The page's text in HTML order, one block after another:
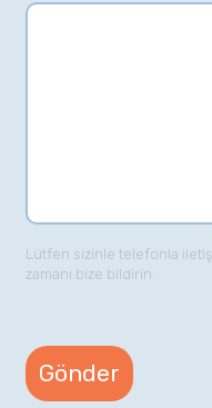
Lütfen sizinle telefonla
zamanı bize bildirin.